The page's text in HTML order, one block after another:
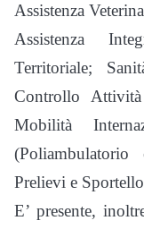
Assistenza
Assistenza
Territoriale;
Controllo
Mobilità
Prelievi e
E’ presente,